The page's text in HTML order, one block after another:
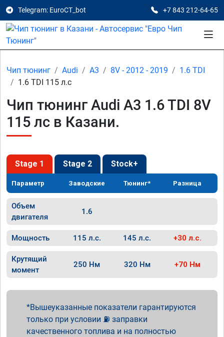
Telegram: EuroCT_bot +7 843 212-64-65
Чип тюнинг Audi A3 8V - 2012 - 2019
1.6 TDI
1.6 TDI 115 л.с
Чип тюнинг Audi A3 1.6 TDI 8V
115 лс в Казани.
Stage 1 Stage 2 Stock+
Параметр Заводские Тюнинг* Разница
Объем
двигателя
1.6
Мощность 115 л.с. 145 л.с. +30 л.с.
Крутящий
момент
250 Нм 320 Нм +70 Нм
Вышеуказанные показатели гарантируются
только при условии ⛽ заправки
качественного топлива и на полностью